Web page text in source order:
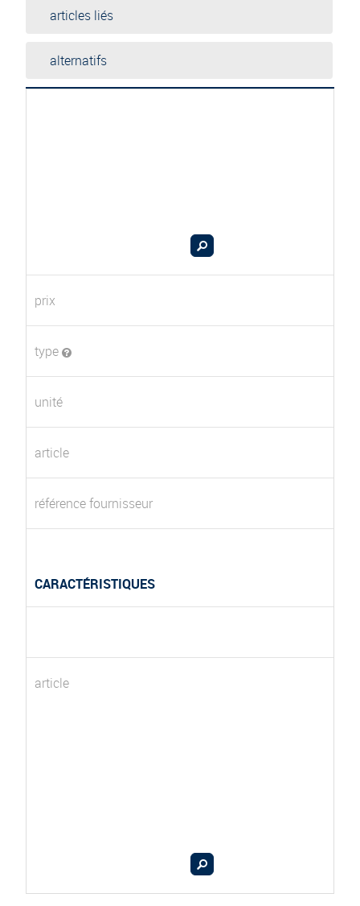
articles liés
alternatifs
prix
type
unité
article
référence fournisseur
CARACTÉRISTIQUES
article